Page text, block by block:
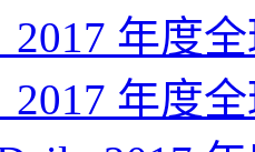
2017 年度
2017 年度